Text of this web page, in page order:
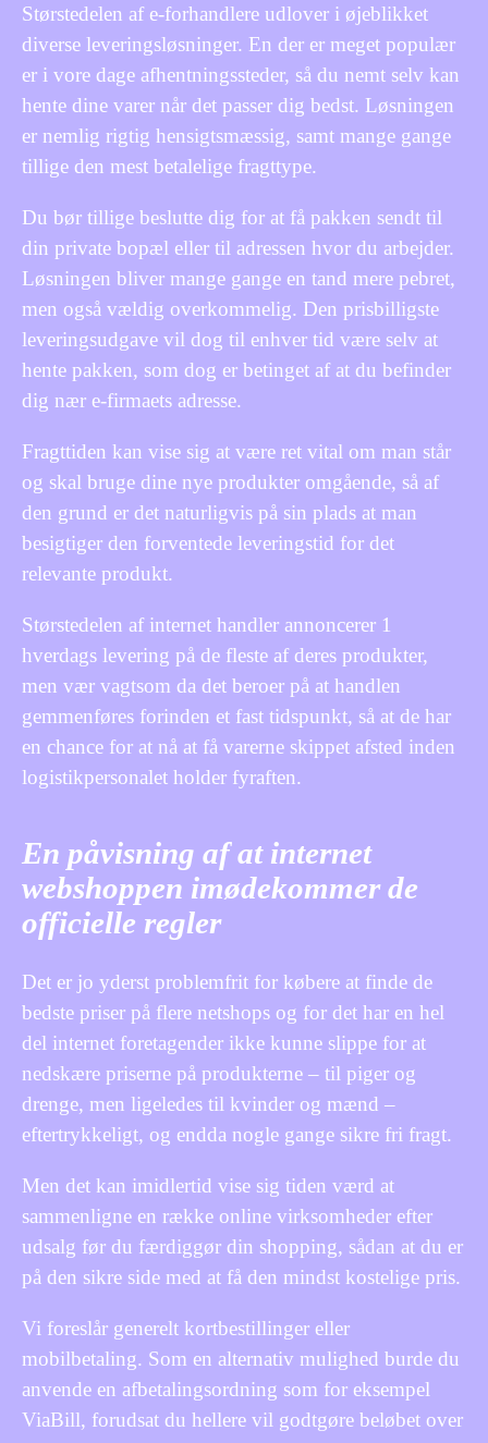
Størstedelen af e-forhandlere udlover i øjeblikket
diverse leveringsløsninger. En der er meget populær
er i vore dage afhentningssteder, så du nemt selv kan
hente dine varer når det passer dig bedst. Løsningen
er nemlig rigtig hensigtsmæssig, samt mange gange
tillige den mest betalelige fragttype.
Du bør tillige beslutte dig for at få pakken sendt til
din private bopæl eller til adressen hvor du arbejder.
Løsningen bliver mange gange en tand mere pebret,
men også vældig overkommelig. Den prisbilligste
leveringsudgave vil dog til enhver tid være selv at
hente pakken, som dog er betinget af at du befinder
dig nær e-firmaets adresse.
Fragttiden kan vise sig at være ret vital om man står
og skal bruge dine nye produkter omgående, så af
den grund er det naturligvis på sin plads at man
besigtiger den forventede leveringstid for det
relevante produkt.
Størstedelen af internet handler annoncerer 1
hverdags levering på de fleste af deres produkter,
men vær vagtsom da det beroer på at handlen
gemmenføres forinden et fast tidspunkt, så at de har
en chance for at nå at få varerne skippet afsted inden
logistikpersonalet holder fyraften.
En påvisning af at internet
webshoppen imødekommer de
officielle regler
Det er jo yderst problemfrit for købere at finde de
bedste priser på flere netshops og for det har en hel
del internet foretagender ikke kunne slippe for at
nedskære priserne på produkterne – til piger og
drenge, men ligeledes til kvinder og mænd –
eftertrykkeligt, og endda nogle gange sikre fri fragt.
Men det kan imidlertid vise sig tiden værd at
sammenligne en række online virksomheder efter
udsalg før du færdiggør din shopping, sådan at du er
på den sikre side med at få den mindst kostelige pris.
Vi foreslår generelt kortbestillinger eller
mobilbetaling. Som en alternativ mulighed burde du
anvende en afbetalingsordning som for eksempel
ViaBill, forudsat du hellere vil godtgøre beløbet over